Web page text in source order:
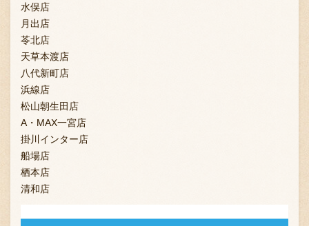
水俣店
月出店
苓北店
天草本渡店
八代新町店
浜線店
松山朝生田店
A・MAX一宮店
掛川インター店
船場店
栖本店
清和店